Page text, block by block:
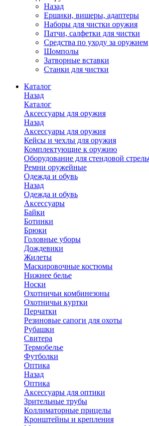
Назад
Ершики, вишеры, адаптеры
Наборы для чистки оружия
Патчи, салфетки для чистки
Средства по уходу за оружием
Шомполы
Затворные вставки
Станки для чистки
Каталог
Назад
Каталог
Аксессуары для оружия
Назад
Аксессуары для оружия
Кейсы и чехлы для оружия
Комплектующие к оружию
Оборудование для стендовой
Ремни оружейные
Одежда и обувь
Назад
Одежда и обувь
Аксессуары
Байки
Ботинки
Брюки
Головные уборы
Дождевики
Жилеты
Маскировочные костюмы
Нижнее белье
Носки
Охотничьи комбинезоны
Охотничьи куртки
Перчатки
Резиновые сапоги для охоты
Рубашки
Свитера
Термобелье
Футболки
Оптика
Назад
Оптика
Аксессуары для оптики
Зрительные трубы
Коллиматорные прицелы
Кронштейны и крепления